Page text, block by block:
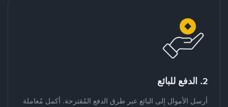
2. الدفع للبائع
أرسل الأموال إلى البائع عبر طرق الدفع المُقترحة. أكمل مُعاملة